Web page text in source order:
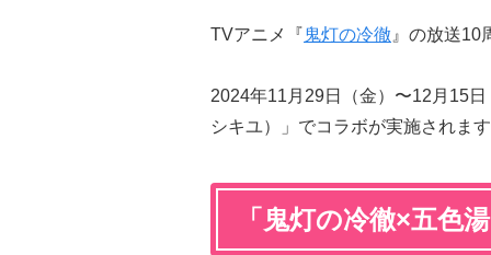
TVアニメ『鬼灯の冷徹』の放送10
2024年11月29日（金）〜12月15
シキユ）」でコラボが実施されま
「鬼灯の冷徹×五色